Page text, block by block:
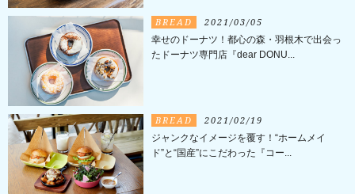
BREAD 2021/03/05
幸せのドーナツ！都心の森・羽根木で出会っ
たドーナツ専門店『dear DONU...
BREAD 2021/02/19
ジャンクなイメージを覆す！“ホームメイ
ド”と“国産”にこだわった『コー...